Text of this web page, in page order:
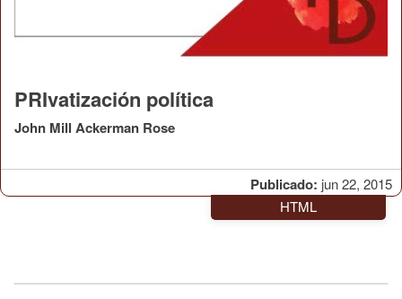
Publicado: jun 22, 2015
PRIvatización política
John Mill Ackerman Rose
HTML